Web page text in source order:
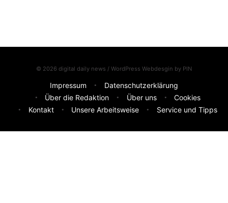
© 2026 digital daily news / WordPress Webdesgin by PIN
Impressum
Datenschutzerklärung
Über die Redaktion
Über uns
Cookies
Kontakt
Unsere Arbeitsweise Service und Tipps